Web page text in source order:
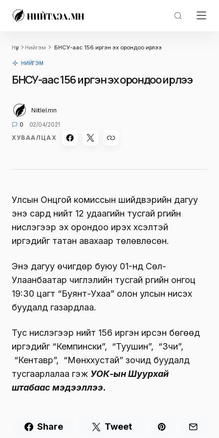
Нүүр Нийгэм БНСУ-аас 156 иргэн эх орондоо ирлээ
НИЙГЭМ
БНСУ-аас 156 иргэн эх орондоо ирлээ
Niitlel.mn
0
02/04/2021
ХУВААЛЦАХ
Улсын Онцгой комиссын шийдвэрийн дагуу
энэ сард нийт 12 удаагийн тусгай үүргийн
нислэгээр эх орондоо ирэх хүсэлтэй
иргэдийг татан авахаар төлөвлөсөн.
Энэ дагуу өчигдөр буюу 01-нд Сөүл-
Улаанбаатар чиглэлийн тусгай үүргийн онгоц
19:30 цагт “Буянт-Ухаа” олон улсын нисэх
буудалд газардлаа.
Тус нислэгээр нийт 156 иргэн ирсэн бөгөөд
иргэдийг “Кемпински”, “Туушин”, “Зүчи”,
“Кентавр”, “Мөнххустай” зочид буудалд
тусгаарлалаа гэж УОК-ын Шуурхай
штабаас мэдээллээ.
Share Tweet